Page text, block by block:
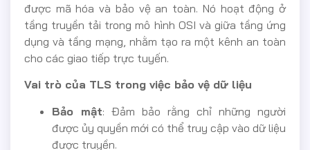
được mã hóa và bảo vệ an toàn. Nó hoạt động ở
tầng truyền tải trong mô hình OSI và giữa tầng ứng
dụng và tầng mạng, nhằm tạo ra một kênh an toàn
cho các giao tiếp trực tuyến.
Vai trò của TLS trong việc bảo vệ dữ liệu
Bảo mật: Đảm bảo rằng chỉ những người
được ủy quyền mới có thể truy cập vào dữ liệu
được truyền.